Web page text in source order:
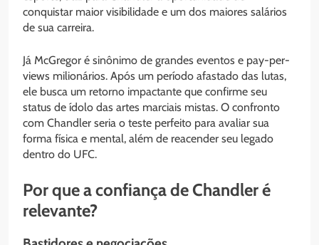
conquistar maior visibilidade e um dos maiores salários
de sua carreira.
Já McGregor é sinônimo de grandes eventos e pay-per-
views milionários. Após um período afastado das lutas,
ele busca um retorno impactante que confirme seu
status de ídolo das artes marciais mistas. O confronto
com Chandler seria o teste perfeito para avaliar sua
forma física e mental, além de reacender seu legado
dentro do UFC.
Por que a confiança de Chandler é
relevante?